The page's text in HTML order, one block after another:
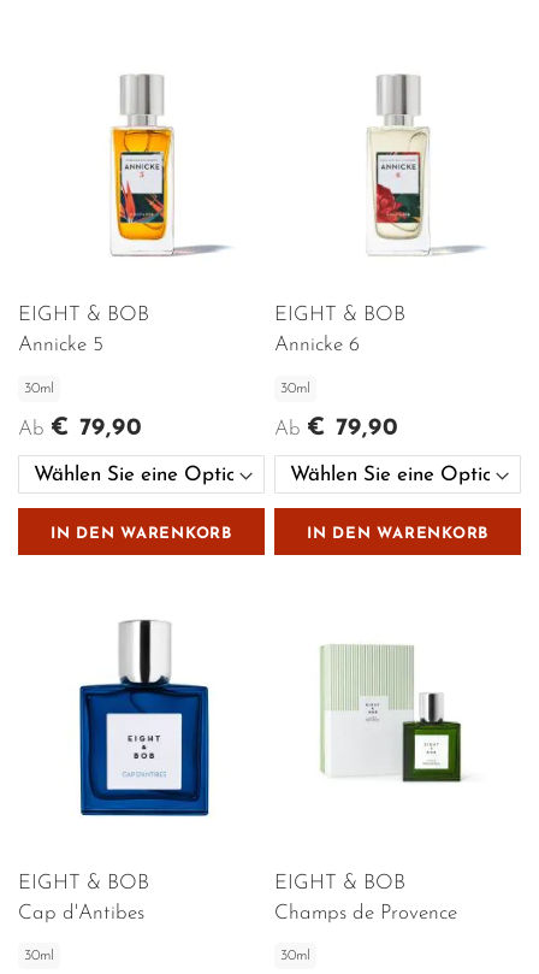
EIGHT & BOB
Annicke 5
30ml
Ab € 79,90
IN DEN WARENKORB
EIGHT & BOB
Annicke 6
30ml
Ab € 79,90
IN DEN WARENKORB
EIGHT & BOB
Cap d'Antibes
30ml
EIGHT & BOB
Champs de Provence
30ml